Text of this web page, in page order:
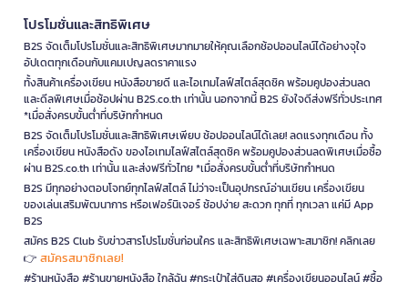
โปรโมชั่นและสิทธิพิเศษ
B2S จัดเต็มโปรโมชั่นและสิทธิพิเศษมากมายให้คุณเลือกช้อปออนไลน์ได้อย่างจุใจ
อัปเดตทุกเดือนกับแคมเปญลดราคาแรง
ทั้งสินค้าเครื่องเขียน หนังสือขายดี และไอเทมไลฟ์สไตล์สุดชิค พร้อมคูปองส่วนลด
และดีลพิเศษเมื่อช้อปผ่าน B2S.co.th เท่านั้น นอกจากนี้ B2S ยังใจดีส่งฟรีทั่วประเทศ
*เมื่อสั่งครบขั้นต่ำที่บริษัทกำหนด
B2S จัดเต็มโปรโมชั่นและสิทธิพิเศษเพียบ ช้อปออนไลน์ได้เลย! ลดแรงทุกเดือน ทั้ง
เครื่องเขียน หนังสือดัง ของไอเทมไลฟ์สไตล์สุดชิค พร้อมคูปองส่วนลดพิเศษเมื่อซื้อ
ผ่าน B2S.co.th เท่านั้น และส่งฟรีทั่วไทย *เมื่อสั่งครบขั้นต่ำที่บริษัทกำหนด
B2S มีทุกอย่างตอบโจทย์ทุกไลฟ์สไตล์ ไม่ว่าจะเป็นอุปกรณ์อ่านเขียน เครื่องเขียน
ของเล่นเสริมพัฒนาการ หรือเฟอร์นิเจอร์ ช้อปง่าย สะดวก ทุกที่ ทุกเวลา แค่มี App
B2S
สมัคร B2S Club รับข่าวสารโปรโมชั่นก่อนใคร และสิทธิพิเศษเฉพาะสมาชิก! คลิกเลย
👉 สมัครสมาชิกเลย!
#ร้านหนังสือ #ร้านขายหนังสือ ใกล้ฉัน #กระเป๋าใส่ดินสอ #เครื่องเขียนออนไลน์ #ซื้อ